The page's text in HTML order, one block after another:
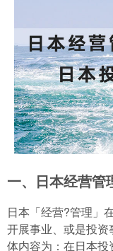
一、日本经营管
日本「经营?管理」
开展事业、或是投
体内容为：在日本